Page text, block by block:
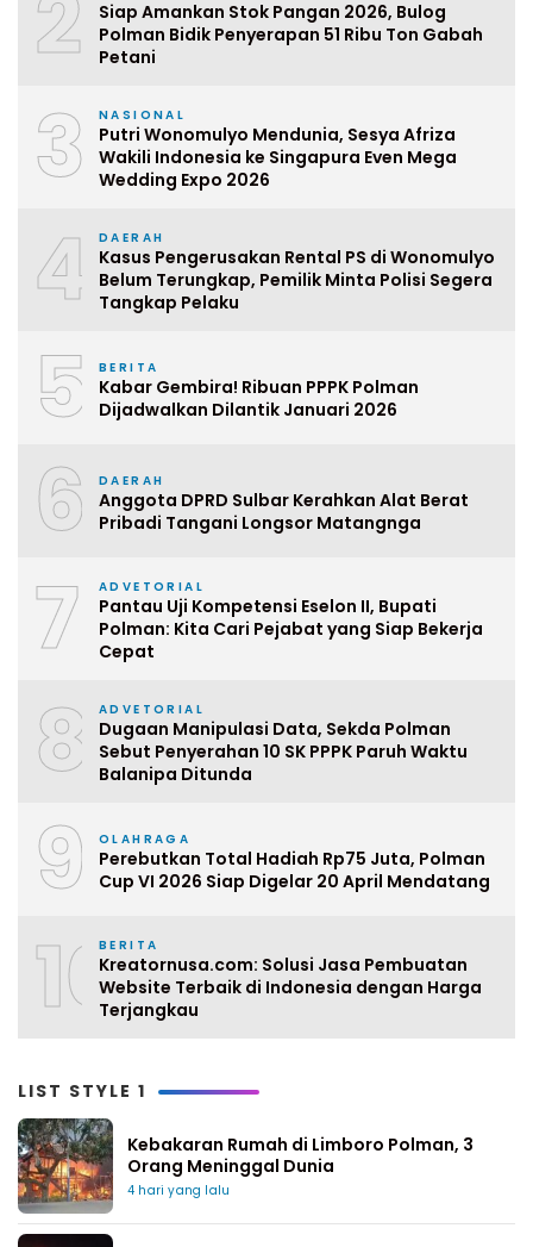
2
Siap Amankan Stok Pangan 2026, Bulog
Polman Bidik Penyerapan 51 Ribu Ton Gabah
Petani
3 NASIONAL
Putri Wonomulyo Mendunia, Sesya Afriza
Wakili Indonesia ke Singapura Even Mega
Wedding Expo 2026
4 DAERAH
Kasus Pengerusakan Rental PS di Wonomulyo
Belum Terungkap, Pemilik Minta Polisi Segera
Tangkap Pelaku
5 BERITA
Kabar Gembira! Ribuan PPPK Polman
Dijadwalkan Dilantik Januari 2026
6 DAERAH
Anggota DPRD Sulbar Kerahkan Alat Berat
Pribadi Tangani Longsor Matangnga
7 ADVETORIAL
Pantau Uji Kompetensi Eselon II, Bupati
Polman: Kita Cari Pejabat yang Siap Bekerja
Cepat
8 ADVETORIAL
Dugaan Manipulasi Data, Sekda Polman
Sebut Penyerahan 10 SK PPPK Paruh Waktu
Balanipa Ditunda
9 OLAHRAGA
Perebutkan Total Hadiah Rp75 Juta, Polman
Cup VI 2026 Siap Digelar 20 April Mendatang
10BERITA
Kreatornusa.com: Solusi Jasa Pembuatan
Website Terbaik di Indonesia dengan Harga
Terjangkau
LIST STYLE 1
Kebakaran Rumah di Limboro Polman, 3
Orang Meninggal Dunia
4 hari yang lalu